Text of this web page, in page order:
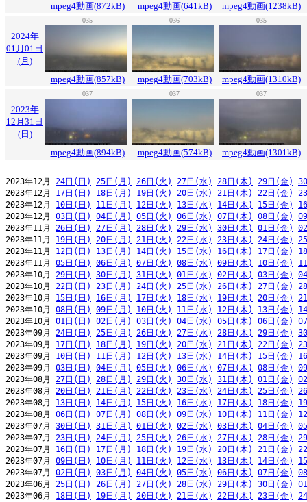
mpeg4動画(872kB)
mpeg4動画(641kB) mpeg4動画(1238kB)
035 036 035
2024年
01月01日
(月)
mpeg4動画(857kB)
mpeg4動画(703kB) mpeg4動画(1310kB)
037 037 037
2023年
12月31日
(日)
mpeg4動画(894kB)
mpeg4動画(574kB) mpeg4動画(1301kB)
2023年12月 24日(日) 25日(月) 26日(火) 27日(水) 28日(木) 29日(金)
2023年12月 17日(日) 18日(月) 19日(火) 20日(水) 21日(木) 22日(金)
2023年12月 10日(日) 11日(月) 12日(火) 13日(水) 14日(木) 15日(金)
2023年12月 03日(日) 04日(月) 05日(火) 06日(水) 07日(木) 08日(金)
2023年11月 26日(日) 27日(月) 28日(火) 29日(水) 30日(木) 01日(金)
2023年11月 19日(日) 20日(月) 21日(火) 22日(水) 23日(木) 24日(金)
2023年11月 12日(日) 13日(月) 14日(火) 15日(水) 16日(木) 17日(金)
2023年11月 05日(日) 06日(月) 07日(火) 08日(水) 09日(木) 10日(金)
2023年10月 29日(日) 30日(月) 31日(火) 01日(水) 02日(木) 03日(金)
2023年10月 22日(日) 23日(月) 24日(火) 25日(水) 26日(木) 27日(金)
2023年10月 15日(日) 16日(月) 17日(火) 18日(水) 19日(木) 20日(金)
2023年10月 08日(日) 09日(月) 10日(火) 11日(水) 12日(木) 13日(金)
2023年10月 01日(日) 02日(月) 03日(火) 04日(水) 05日(木) 06日(金)
2023年09月 24日(日) 25日(月) 26日(火) 27日(水) 28日(木) 29日(金)
2023年09月 17日(日) 18日(月) 19日(火) 20日(水) 21日(木) 22日(金)
2023年09月 10日(日) 11日(月) 12日(火) 13日(水) 14日(木) 15日(金)
2023年09月 03日(日) 04日(月) 05日(火) 06日(水) 07日(木) 08日(金)
2023年08月 27日(日) 28日(月) 29日(火) 30日(水) 31日(木) 01日(金)
2023年08月 20日(日) 21日(月) 22日(火) 23日(水) 24日(木) 25日(金)
2023年08月 13日(日) 14日(月) 15日(火) 16日(水) 17日(木) 18日(金)
2023年08月 06日(日) 07日(月) 08日(火) 09日(水) 10日(木) 11日(金)
2023年07月 30日(日) 31日(月) 01日(火) 02日(水) 03日(木) 04日(金)
2023年07月 23日(日) 24日(月) 25日(火) 26日(水) 27日(木) 28日(金)
2023年07月 16日(日) 17日(月) 18日(火) 19日(水) 20日(木) 21日(金)
2023年07月 09日(日) 10日(月) 11日(火) 12日(水) 13日(木) 14日(金)
2023年07月 02日(日) 03日(月) 04日(火) 05日(水) 06日(木) 07日(金)
2023年06月 25日(日) 26日(月) 27日(火) 28日(水) 29日(木) 30日(金)
2023年06月 18日(日) 19日(月) 20日(火) 21日(水) 22日(木) 23日(金)